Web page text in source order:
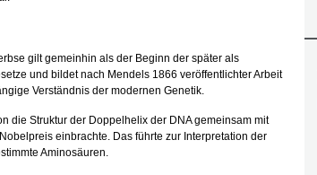
gilt gemeinhin als der Beginn der später als
und bildet nach Mendels 1866 veröffentlichter Arbeit
Verständnis der modernen Genetik.
die Struktur der Doppelhelix der DNA gemeinsam mit
einbrachte. Das führte zur Interpretation der
Aminosäuren.